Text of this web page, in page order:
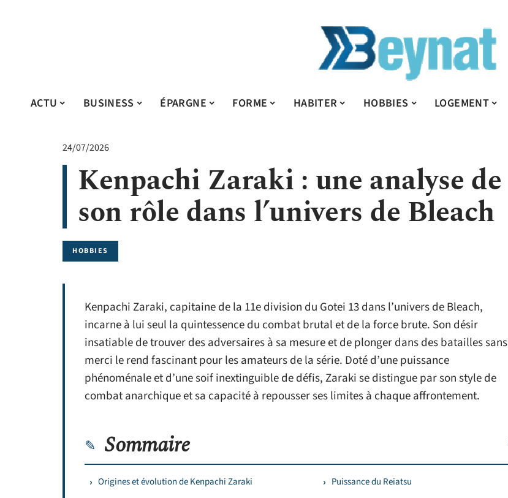
ACTU BUSINESS ÉPARGNE FORME HABITER HOBBIES LOGEMENT
24/07/2026
Kenpachi Zaraki : une analyse de
son rôle dans l’univers de Bleach
HOBBIES
Kenpachi Zaraki, capitaine de la 11e division du Gotei 13 dans l’univers de Bleach,
incarne à lui seul la quintessence du combat brutal et de la force brute. Son désir
insatiable de trouver des adversaires à sa mesure et de plonger dans des batailles sans
merci le rend fascinant pour les amateurs de la série. Doté d’une puissance
phénoménale et d’une soif inextinguible de défis, Zaraki se distingue par son style de
combat anarchique et sa capacité à repousser ses limites à chaque affrontement.
Sommaire
Origines et évolution de Kenpachi Zaraki
Puissance du Reiatsu